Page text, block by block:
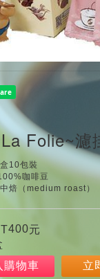
Folie~濾
10包裝
咖啡豆
焙（medium roast）
400元
購物車
立